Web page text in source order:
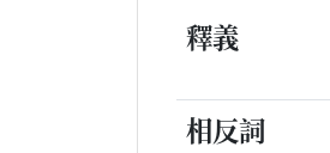
釋義
相反詞